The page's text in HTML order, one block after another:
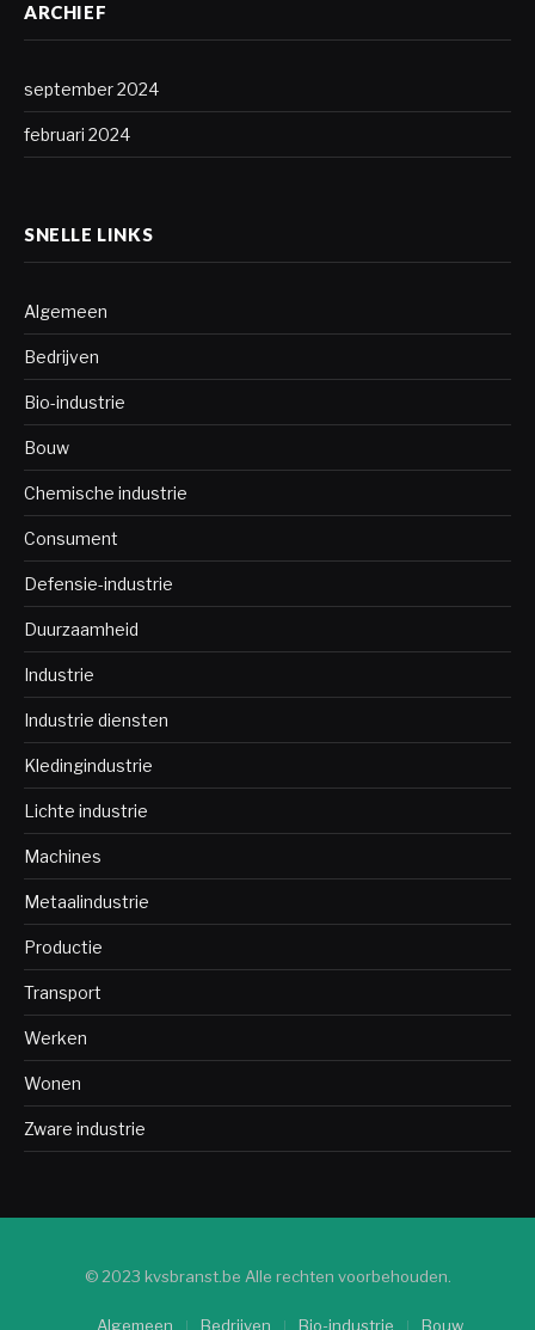
ARCHIEF
september 2024
februari 2024
SNELLE LINKS
Algemeen
Bedrijven
Bio-industrie
Bouw
Chemische industrie
Consument
Defensie-industrie
Duurzaamheid
Industrie
Industrie diensten
Kledingindustrie
Lichte industrie
Machines
Metaalindustrie
Productie
Transport
Werken
Wonen
Zware industrie
© 2023 kvsbranst.be Alle rechten voorbehouden.
Algemeen Bedrijven Bio-industrie Bouw